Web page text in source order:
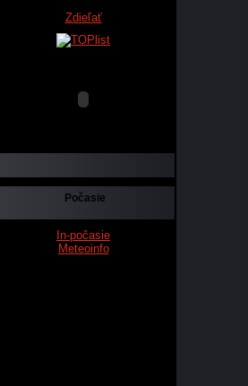
Zdieľať
Počasie
In-počasie
Meteoinfo